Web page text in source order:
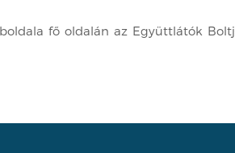
fő oldalán az Együttlátók